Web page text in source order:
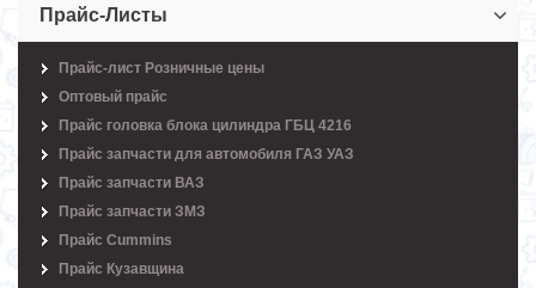
Прайс-Листы
Прайс-лист Розничные цены
Оптовый прайс
Прайс головка блока цилиндра ГБЦ 4216
Прайс запчасти для автомобиля ГАЗ УАЗ
Прайс запчасти ВАЗ
Прайс запчасти ЗМЗ
Прайс Cummins
Прайс Кузавщина